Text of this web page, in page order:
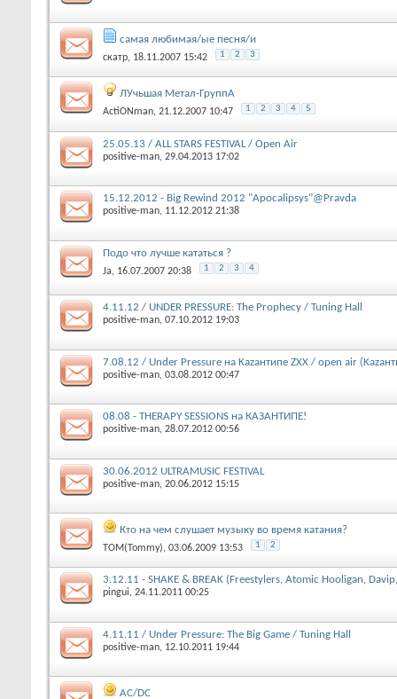
самая любимая/ые песня/и
скатр‎, 18.11.2007 15:42 1 2 3
ЛУчьшая Метал-ГруппА
ActiONman‎, 21.12.2007 10:47 1 2 3 4 5
25.05.13 / ALL STARS FESTIVAL / Open Air
positive-man‎, 29.04.2013 17:02
15.12.2012 - Big Rewind 2012 "Apocalipsys"@Pravda
positive-man‎, 11.12.2012 21:38
Подо что лучше кататься ?
Ja‎, 16.07.2007 20:38 1 2 3 4
4.11.12 / UNDER PRESSURE: The Prophecy / Tuning Hall
positive-man‎, 07.10.2012 19:03
7.08.12 / Under Pressure на Kazaнтипе ZXX / open air
positive-man‎, 03.08.2012 00:47
08.08 - THERAPY SESSIONS на КАЗАНТИПЕ!
positive-man‎, 28.07.2012 00:56
30.06.2012 ULTRAMUSIC FESTIVAL
positive-man‎, 20.06.2012 15:15
Кто на чем слушает музыку во время катания?
TOM(Tommy)‎, 03.06.2009 13:53 1 2
3.12.11 - SHAKE & BREAK (Freestylers, Atomic Hooligan,
pingui‎, 24.11.2011 00:25
4.11.11 / Under Pressure: The Big Game / Tuning Hall
positive-man‎, 12.10.2011 19:44
AC/DC